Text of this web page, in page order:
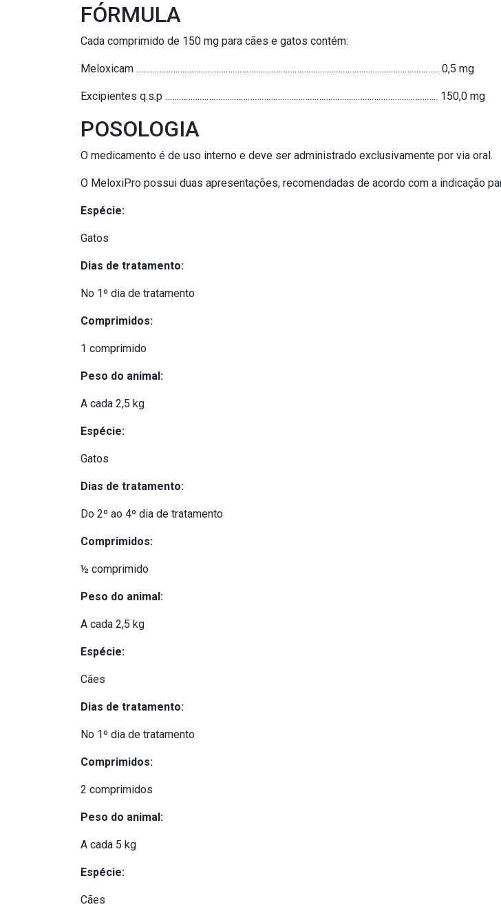
FÓRMULA
Cada comprimido de 150 mg para cães e gatos contém:
Meloxicam …………………………………………………………………………………………………………………… 0,5 mg
Excipientes q.s.p ……………………………………………………………………………………………………….. 150,0 mg
POSOLOGIA
O medicamento é de uso interno e deve ser administrado exclusivamente por via oral.
O MeloxiPro possui duas apresentações, recomendadas de acordo com a indicação
Espécie:
Gatos
Dias de tratamento:
No 1º dia de tratamento
Comprimidos:
1 comprimido
Peso do animal:
A cada 2,5 kg
Espécie:
Gatos
Dias de tratamento:
Do 2º ao 4º dia de tratamento
Comprimidos:
½ comprimido
Peso do animal:
A cada 2,5 kg
Espécie:
Cães
Dias de tratamento:
No 1º dia de tratamento
Comprimidos:
2 comprimidos
Peso do animal:
A cada 5 kg
Espécie:
Cães